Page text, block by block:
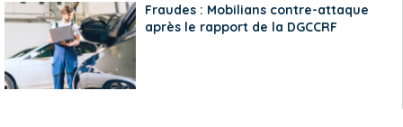
Fraudes : Mobilians contre-attaque
après le rapport de la DGCCRF